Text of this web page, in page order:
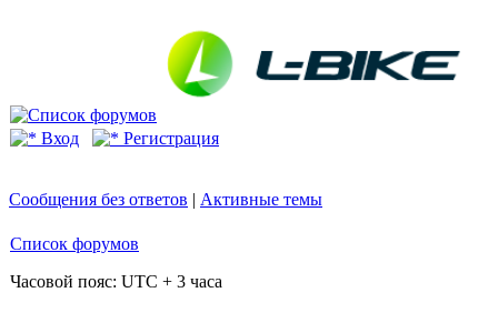
Вход Регистрация
Сообщения без ответов | Активные темы
Список форумов
Часовой пояс: UTC + 3 часа